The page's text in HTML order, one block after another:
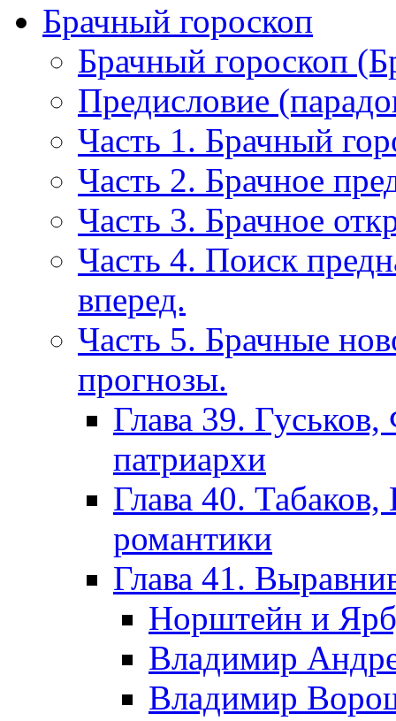
Брачный гороскоп
Брачный гороскоп
Предисловие
Часть 1. Брачный
Часть 2. Брачное
Часть 3. Брачное
Часть 4. Поиск
вперед.
Часть 5. Брачные
прогнозы.
Глава 39.
патриархи
Глава 40.
романтики
Глава 41.
Норштейн и
Владимир
Владимир